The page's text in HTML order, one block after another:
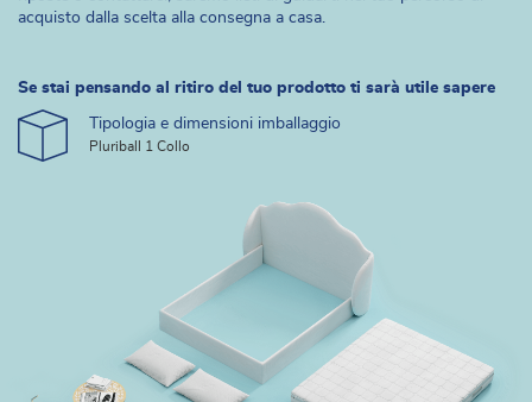
acquisto dalla scelta alla consegna a casa.
Se stai pensando al ritiro del tuo prodotto ti sarà utile sapere
Tipologia e dimensioni imballaggio
Pluriball 1 Collo